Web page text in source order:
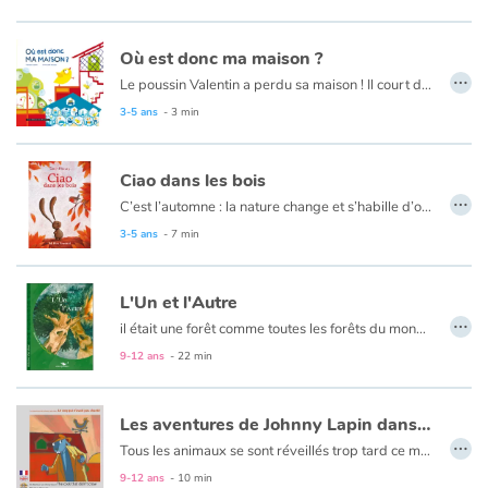
Sous la couette, c’est vraiment chouette !
Retrouvez dans ce livre des tutos imagés de langue des signes !
Où est donc ma maison ?
Le poussin Valentin a perdu sa maison ! Il court de-ci, de-là... Il interroge ses voisins...
3-5 ans - 3 min
…
Ciao dans les bois
C’est l’automne : la nature change et s’habille d’or et de roux. Mais que fait Ciao dans les bois ? Il s’est complètement perdu…
3-5 ans - 7 min
…
L'Un et l'Autre
il était une forêt comme toutes les forêts du monde... peuplée d'arbres et d'écureuils, renards et autres hiboux. Parmi cette société, vivaient deux perturbateurs : un marronnier et un châtaignier, affligés d'un malheur, tous deux voisins, ils se haïssaient...
9-12 ans - 22 min
…
Les aventures de Johnny Lapin dans Le coq qui n'avait pas chanté
Tous les animaux se sont réveillés trop tard ce matin à la ferme. Alphonse le coq n'a pas chanté. Il a disparu. Johnny, le lapin détective, se charge de mener l'enquête pour résoudre cette étrange énigme.
9-12 ans - 10 min
…